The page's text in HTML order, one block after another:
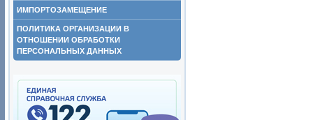
ИМПОРТОЗАМЕЩЕНИЕ
ПОЛИТИКА ОРГАНИЗАЦИИ В
ОТНОШЕНИИ ОБРАБОТКИ
ПЕРСОНАЛЬНЫХ ДАННЫХ